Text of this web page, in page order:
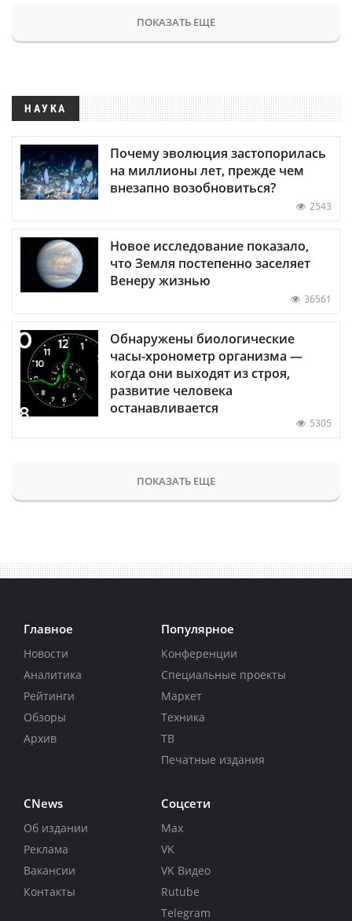
ПОКАЗАТЬ ЕЩЕ
НАУКА
Почему эволюция застопорилась
на миллионы лет, прежде чем
внезапно возобновиться?
2543
Новое исследование показало,
что Земля постепенно заселяет
Венеру жизнью
36561
Обнаружены биологические
часы-хронометр организма —
когда они выходят из строя,
развитие человека
останавливается
5305
ПОКАЗАТЬ ЕЩЕ
Главное
Новости
Аналитика
Рейтинги
Обзоры
Архив
Популярное
Конференции
Специальные проекты
Маркет
Техника
ТВ
Печатные издания
CNews
Об издании
Реклама
Вакансии
Контакты
Соцсети
Max
VK
VK Видео
Rutube
Telegram